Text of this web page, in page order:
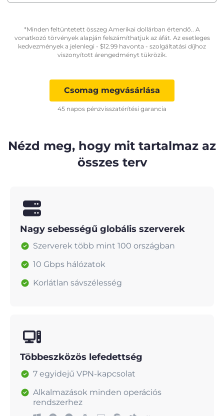
*Minden feltüntetett összeg Amerikai dollárban értendő.. A
vonatkozó törvények alapján felszámíthatjuk az áfát. Az esetleges
kedvezmények a jelenlegi - $12.99 havonta - szolgáltatási díjhoz
viszonyított árengedményt tükrözik.
Csomag megvásárlása
45 napos pénzvisszatérítési garancia
Nézd meg, hogy mit tartalmaz az
összes terv
Nagy sebességű globális szerverek
Szerverek több mint 100 országban
10 Gbps hálózatok
Korlátlan sávszélesség
Többeszközös lefedettség
7 egyidejű VPN-kapcsolat
Alkalmazások minden operációs
rendszerhez